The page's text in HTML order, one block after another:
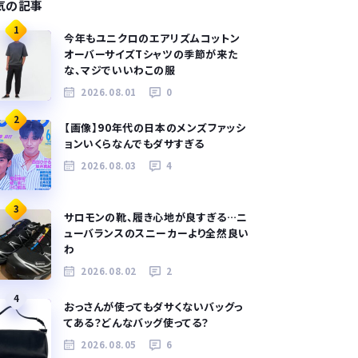
の記事
1
今年もユニクロのエアリズムコットン
オーバーサイズTシャツの季節が来た
な、マジでいいわこの服
2026.08.01 0
2
【画像】90年代の日本のメンズファッシ
ョンいくらなんでもダサすぎる
2026.08.03 4
3
サロモンの靴、履き心地が良すぎる…ニ
ューバランスのスニーカーより全然良い
わ
2026.08.02 2
4
おっさんが使ってもダサくないバッグっ
てある？どんなバッグ使ってる？
2026.08.05 6